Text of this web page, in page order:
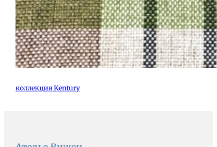
коллекция Kentury